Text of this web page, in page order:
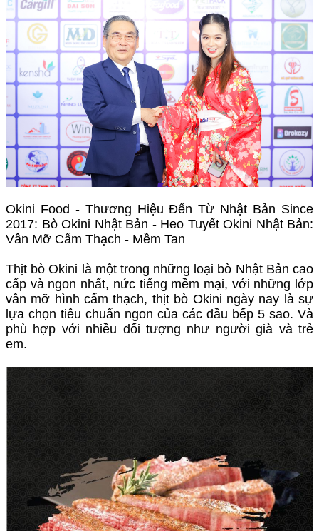
Okini Food - Thương Hiệu Đến Từ Nhật Bản Since
2017: Bò Okini Nhật Bản - Heo Tuyết Okini Nhật Bản:
Vân Mỡ Cẩm Thạch - Mềm Tan
Thịt bò Okini là một trong những loại bò Nhật Bản cao
cấp và ngon nhất, nức tiếng mềm mại, với những lớp
vân mỡ hình cẩm thạch, thịt bò Okini ngày nay là sự
lựa chọn tiêu chuẩn ngon của các đầu bếp 5 sao. Và
phù hợp với nhiều đối tượng như người già và trẻ
em.